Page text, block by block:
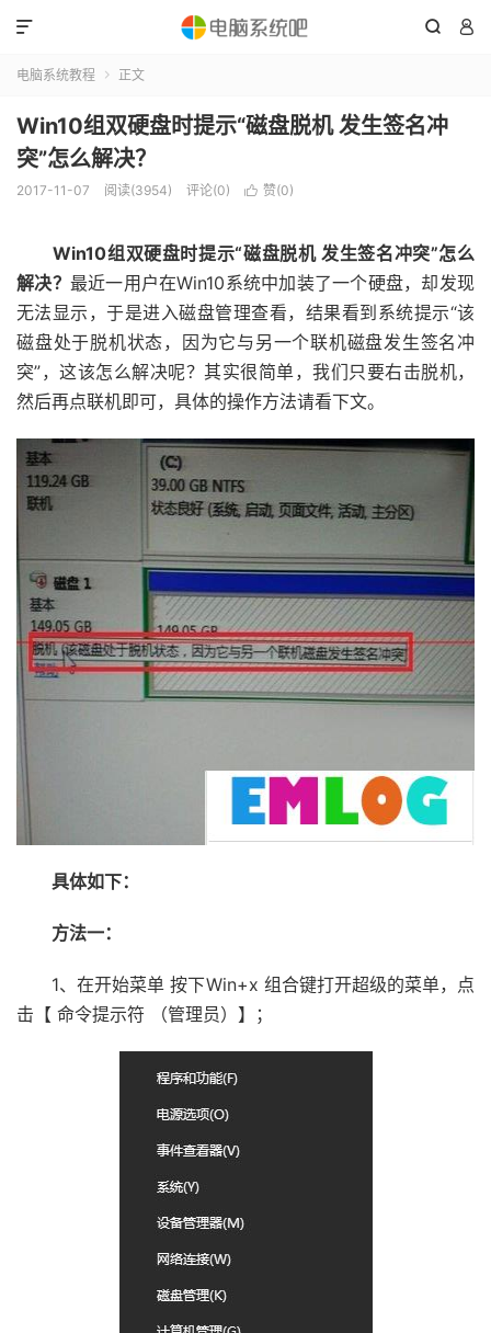
 

电脑系统教程  正文
Win10组双硬盘时提示“磁盘脱机 发生签名冲
突”怎么解决？
2017-11-07 阅读(3954) 评论(0)  赞(0)
Win10组双硬盘时提示“磁盘脱机 发生签名冲突”怎么
解决？ 最近一用户在Win10系统中加装了一个硬盘，却发现
无法显示，于是进入磁盘管理查看，结果看到系统提示“该
磁盘处于脱机状态，因为它与另一个联机磁盘发生签名冲
突”，这该怎么解决呢？其实很简单，我们只要右击脱机，
然后再点联机即可，具体的操作方法请看下文。
具体如下：
方法一：
1、在开始菜单 按下Win+x 组合键打开超级的菜单，点
击【 命令提示符 （管理员）】；